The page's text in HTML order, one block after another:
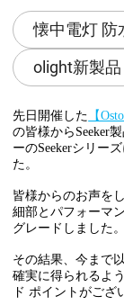
懐中電灯 防
olight新製品
先日開催した 【
の皆様からSeeker
ーのSeekerシリー
た。
皆様からのお声を
細部とパフォーマ
グレードしました。
その結果、今まで
確実に得られるよ
ド ポイントがござ